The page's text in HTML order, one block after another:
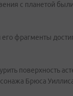
с планетой
фрагменты
поверхность
Брюса